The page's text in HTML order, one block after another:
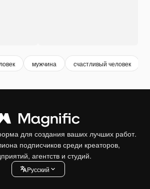
мужчина счастливый человек
для создания ваших лучших работ.
подписчиков среди креаторов,
агентств и студий.
Pусский